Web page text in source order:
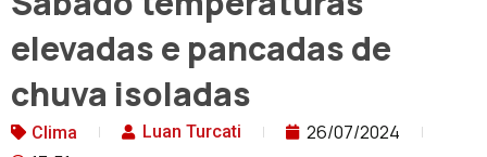
elevadas e pancadas de
chuva isoladas
Clima Luan Turcati
26/07/2024